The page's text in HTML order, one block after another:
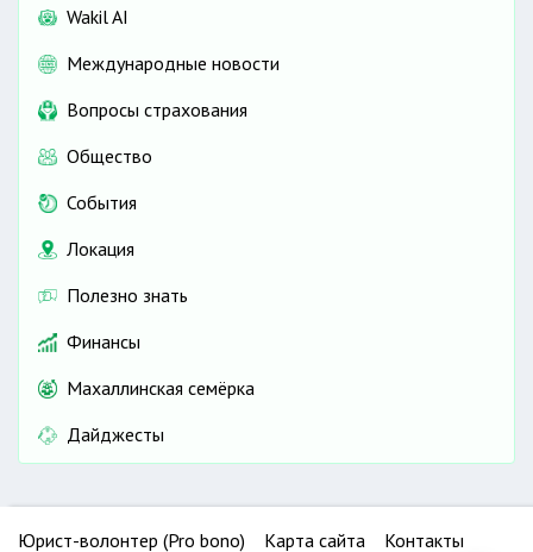
Wakil AI
Международные новости
Вопросы страхования
Общество
События
Локация
Полезно знать
Финансы
Махаллинская семёрка
Дайджесты
Юрист-волонтер (Pro bono) Карта сайта Контакты